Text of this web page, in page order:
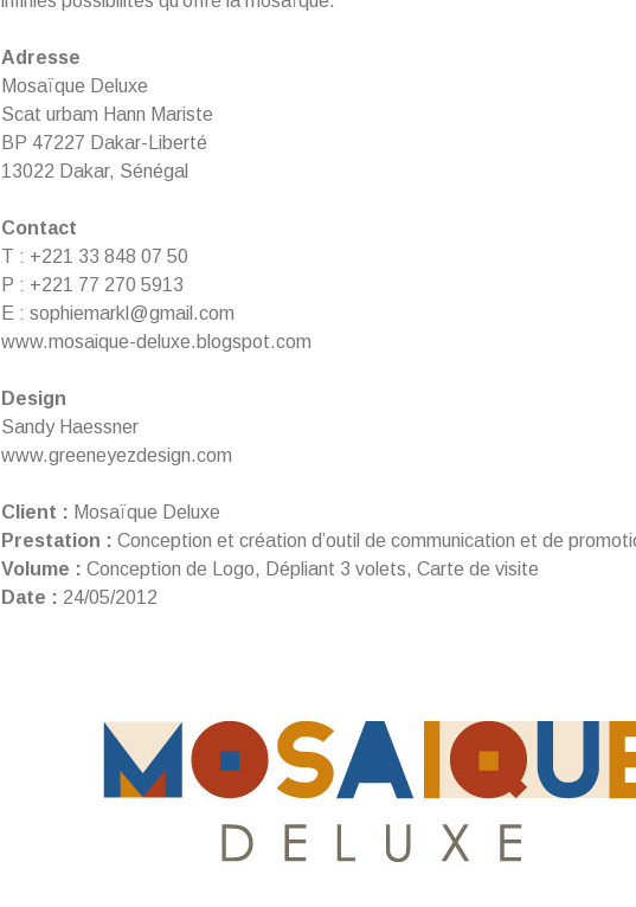
Adresse
Mosaïque Deluxe
Scat urbam Hann Mariste
BP 47227 Dakar-Liberté
13022 Dakar, Sénégal
Contact
T : +221 33 848 07 50
P : +221 77 270 5913
E : sophiemarkl@gmail.com
www.mosaique-deluxe.blogspot.com
Design
Sandy Haessner
www.greeneyezdesign.com
Client : Mosaïque Deluxe
Prestation : Conception et création d’outil de communication et de
Volume : Conception de Logo, Dépliant 3 volets, Carte de visite
Date : 24/05/2012